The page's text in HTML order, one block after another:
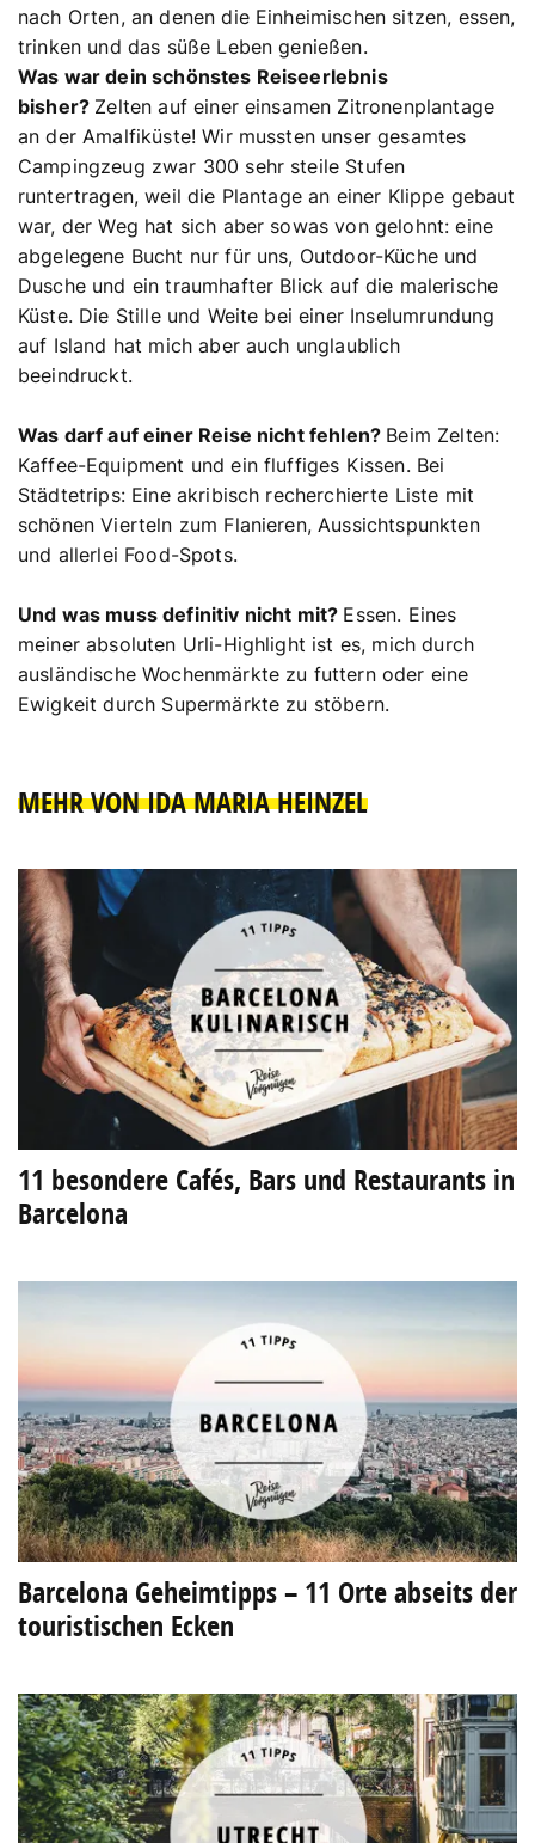
nach Orten, an denen die Einheimischen sitzen, essen,
trinken und das süße Leben genießen.
Was war dein schönstes Reiseerlebnis
bisher? Zelten auf einer einsamen Zitronenplantage
an der Amalfiküste! Wir mussten unser gesamtes
Campingzeug zwar 300 sehr steile Stufen
runtertragen, weil die Plantage an einer Klippe gebaut
war, der Weg hat sich aber sowas von gelohnt: eine
abgelegene Bucht nur für uns, Outdoor-Küche und
Dusche und ein traumhafter Blick auf die malerische
Küste. Die Stille und Weite bei einer Inselumrundung
auf Island hat mich aber auch unglaublich
beeindruckt.
Was darf auf einer Reise nicht fehlen? Beim Zelten:
Kaffee-Equipment und ein fluffiges Kissen. Bei
Städtetrips: Eine akribisch recherchierte Liste mit
schönen Vierteln zum Flanieren, Aussichtspunkten
und allerlei Food-Spots.
Und was muss definitiv nicht mit? Essen. Eines
meiner absoluten Urli-Highlight ist es, mich durch
ausländische Wochenmärkte zu futtern oder eine
Ewigkeit durch Supermärkte zu stöbern.
MEHR VON IDA MARIA HEINZEL
11 besondere Cafés, Bars und Restaurants in
Barcelona
Barcelona Geheimtipps – 11 Orte abseits der
touristischen Ecken